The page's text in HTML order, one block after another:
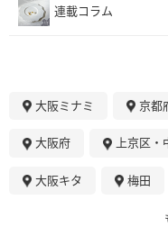
連載コラム
大阪ミナミ 京都
大阪府 上京区
大阪キタ 梅田